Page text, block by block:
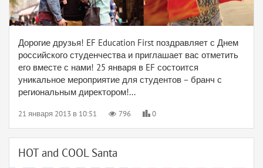
Дорогие друзья! EF Education First поздравляет с Днем
российского студенчества и приглашает вас отметить
его вместе с нами! 25 января в EF состоится
уникальное мероприятие для студентов – бранч с
региональным директором!...
21 января 2013 в 10:51 796 0
HOT and COOL Santa